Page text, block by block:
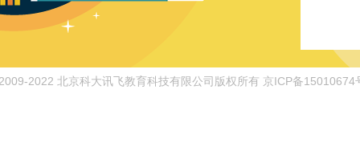
2022 北京科大讯飞教育科技有限公司版权所有 京ICP备15010674